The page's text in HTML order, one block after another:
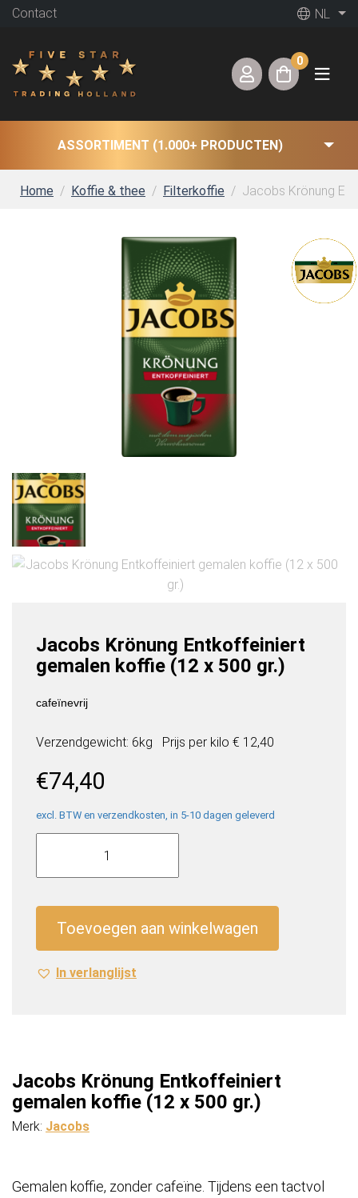
Contact NL
0
ASSORTIMENT (1.000+ PRODUCTEN)
Home Koffie & thee Filterkoffie Jacobs Krönung
Jacobs Krönung Entkoffeiniert
gemalen koffie (12 x 500 gr.)
cafeïnevrij
Verzendgewicht: 6kg Prijs per kilo € 12,40
€74,40
excl. BTW en verzendkosten, in 5-10 dagen geleverd
Jacobs
Entkoffeiniert
x
500
Toevoegen aan winkelwagen
In verlanglijst
Jacobs Krönung Entkoffeiniert
gemalen koffie (12 x 500 gr.)
Merk: Jacobs
Gemalen koffie, zonder cafeïne. Tijdens een tactvol